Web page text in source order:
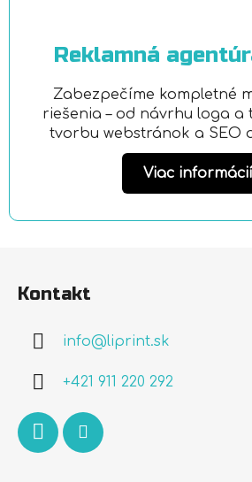
Reklamná
Zabezpečíme kompletné
riešenia – od návrhu loga a
tvorbu webstránok a SEO
Viac informácií
Kontakt
info@liprint.sk
+421 911 220 292